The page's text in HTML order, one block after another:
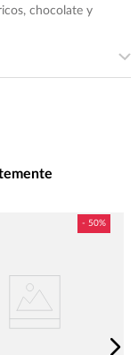
chocolate y